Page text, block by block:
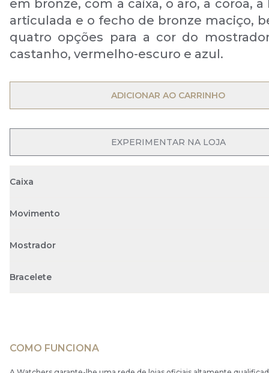
em bronze, com a caixa, o aro, a coroa,
articulada e o fecho de bronze maciço,
quatro opções para a cor do
castanho, vermelho-escuro e azul.
OPEN MENU
ADICIONAR AO CARRINHO
OPEN MENU
EXPERIMENTAR NA LOJA
Caixa
Movimento
Mostrador
Bracelete
COMO FUNCIONA